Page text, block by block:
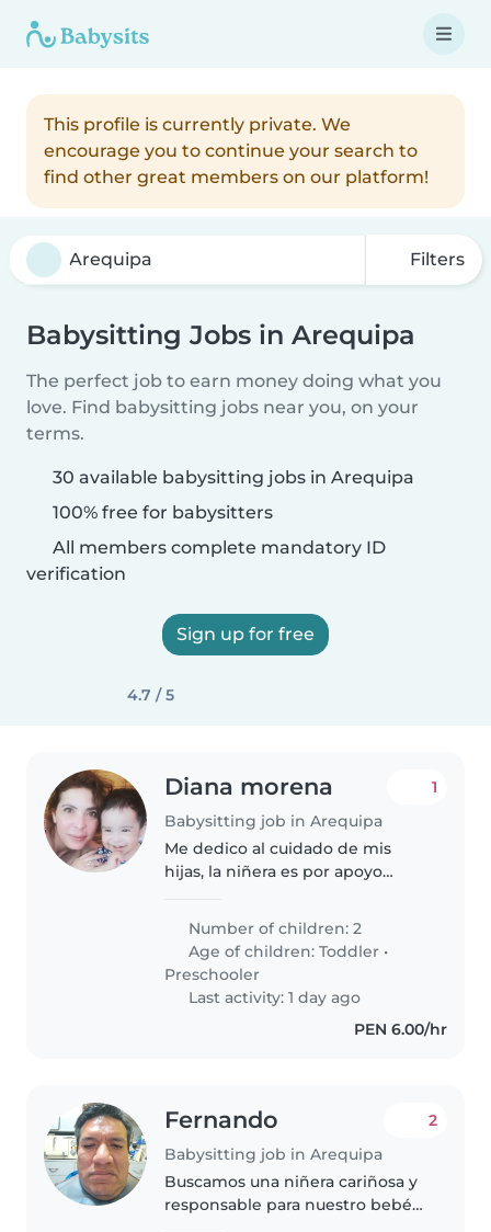
This profile is currently private. We
encourage you to continue your search to
find other great members on our platform!
Filters
Babysitting Jobs in Arequipa
The perfect job to earn money doing what you
love. Find babysitting jobs near you, on your
terms.
30 available babysitting jobs in Arequipa
100% free for babysitters
All members complete mandatory ID
verification
Sign up for free
4.7 / 5
Diana morena
Babysitting job in Arequipa
1
Me dedico al cuidado de mis
hijas, la niñera es por apoyo
tengo en la columna, somos una
familia de 4, mi esposo trabaja
lejos, somos amigables y mis
hijas..
Number of children: 2
Age of children:Toddler •
Preschooler
Last activity: 1 day ago
PEN 6.00/hr
Fernando
Babysitting job in Arequipa
2
Buscamos una niñera cariñosa y
responsable para nuestro bebé